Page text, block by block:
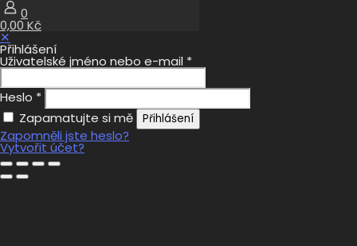
0
0,00 Kč
✕
Přihlášení
Uživatelské jméno nebo e-mail *
Heslo *
Zapamatujte si mě
Přihlášení
Zapomněli jste heslo?
Vytvořit účet?